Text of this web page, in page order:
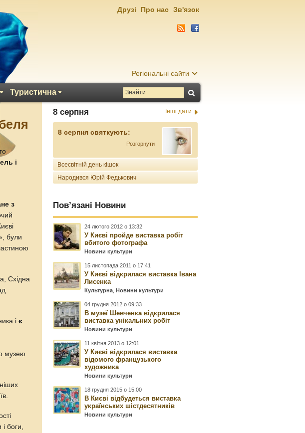
Регіональні сайти
Туристична
Друзі Про нас Зв'язок
і
з
були
Східна
іє
музею
боги,
8 серпня Інші дати
8 серпня святкують:
Розгорнути
Всесвітній день кішок
Народився Юрій Федькович
Пов’язані Новини
24 лютого 2012 о 13:32
У Києві пройде виставка робіт
вбитого фотографа
Новини культури
15 листопада 2011 о 17:41
У Києві відкрилася виставка Івана
Лисенка
Культурна Новини культури
04 грудня 2012 о 09:33
В музеї Шевченка відкрилася
виставка унікальних робіт
Новини культури
11 квітня 2013 о 12:01
У Києві відкрилася виставка
відомого французького
художника
Новини культури
18 грудня 2015 о 15:00
В Києві відбудеться виставка
українських шістдесятників
Новини культури